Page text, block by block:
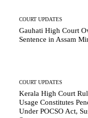
COURT UPDATES
Gauhati High Court
Sentence in Assam
COURT UPDATES
Kerala High Court
Usage Constitutes
Under POCSO Act,